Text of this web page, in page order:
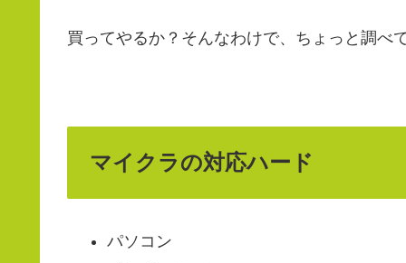
買ってやるか？そんなわけで、ちょっと調べ
マイクラの対応ハード
パソコン